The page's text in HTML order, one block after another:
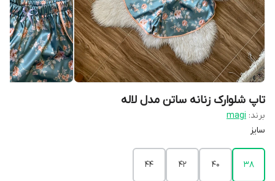
تاپ شلوارک زنانه ساتن مدل لاله
برند: magi
سایز
۳۸ ۴۰ ۴۲ ۴۴